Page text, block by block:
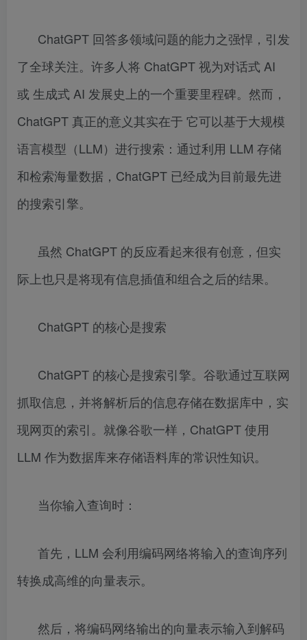
ChatGPT 回答多领域问题的能力之强悍，引发
了全球关注。许多人将 ChatGPT 视为对话式 AI
或 生成式 AI 发展史上的一个重要里程碑。然而，
ChatGPT 真正的意义其实在于 它可以基于大规模
语言模型（LLM）进行搜索：通过利用 LLM 存储
和检索海量数据，ChatGPT 已经成为目前最先进
的搜索引擎。
虽然 ChatGPT 的反应看起来很有创意，但实
际上也只是将现有信息插值和组合之后的结果。
ChatGPT 的核心是搜索
ChatGPT 的核心是搜索引擎。谷歌通过互联网
抓取信息，并将解析后的信息存储在数据库中，实
现网页的索引。就像谷歌一样，ChatGPT 使用
LLM 作为数据库来存储语料库的常识性知识。
当你输入查询时：
首先，LLM 会利用编码网络将输入的查询序列
转换成高维的向量表示。
然后，将编码网络输出的向量表示输入到解码